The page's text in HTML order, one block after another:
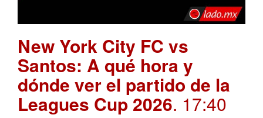
New York City FC vs
Santos: A qué hora y
dónde ver el partido de la
Leagues Cup 2026. 17:40